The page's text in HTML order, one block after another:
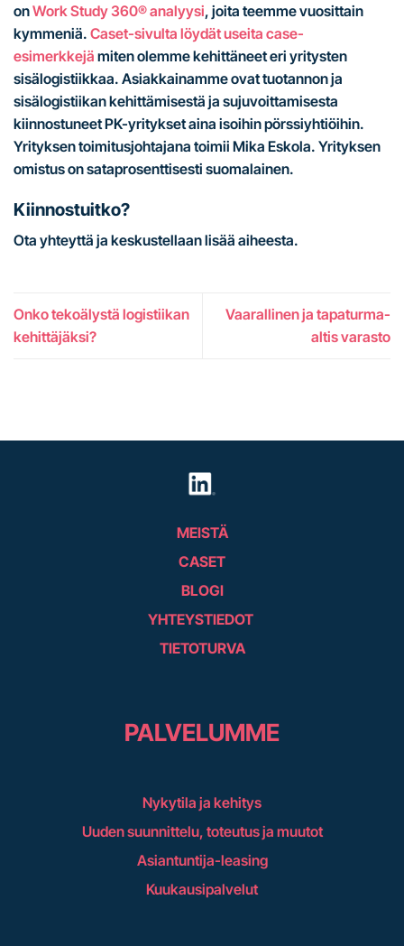
onWork Study 360® analyysi, joita teemme vuosittain
kymmeniä. Caset-sivulta löydät useita case-
esimerkkejä miten olemme kehittäneet eri yritysten
sisälogistiikkaa. Asiakkainamme ovat tuotannon ja
sisälogistiikan kehittämisestä ja sujuvoittamisesta
kiinnostuneet PK-yritykset aina isoihin pörssiyhtiöihin.
Yrityksen toimitusjohtajana toimii Mika Eskola. Yrityksen
omistus on sataprosenttisesti suomalainen.
Kiinnostuitko?
Ota yhteyttä ja keskustellaan lisää aiheesta.
Onko tekoälystä logistiikan
kehittäjäksi?
Vaarallinen ja tapaturma-
altis varasto
MEISTÄ
CASET
BLOGI
YHTEYSTIEDOT
TIETOTURVA
PALVELUMME
Nykytila ja kehitys
Uuden suunnittelu, toteutus ja muutot
Asiantuntija-leasing
Kuukausipalvelut